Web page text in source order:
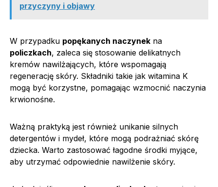
przyczyny i objawy
W przypadku popękanych naczynek na
policzkach, zaleca się stosowanie delikatnych
kremów nawilżających, które wspomagają
regenerację skóry. Składniki takie jak witamina K
mogą być korzystne, pomagając wzmocnić naczynia
krwionośne.
Ważną praktyką jest również unikanie silnych
detergentów i mydeł, które mogą podrażniać skórę
dziecka. Warto zastosować łagodne środki myjące,
aby utrzymać odpowiednie nawilżenie skóry.